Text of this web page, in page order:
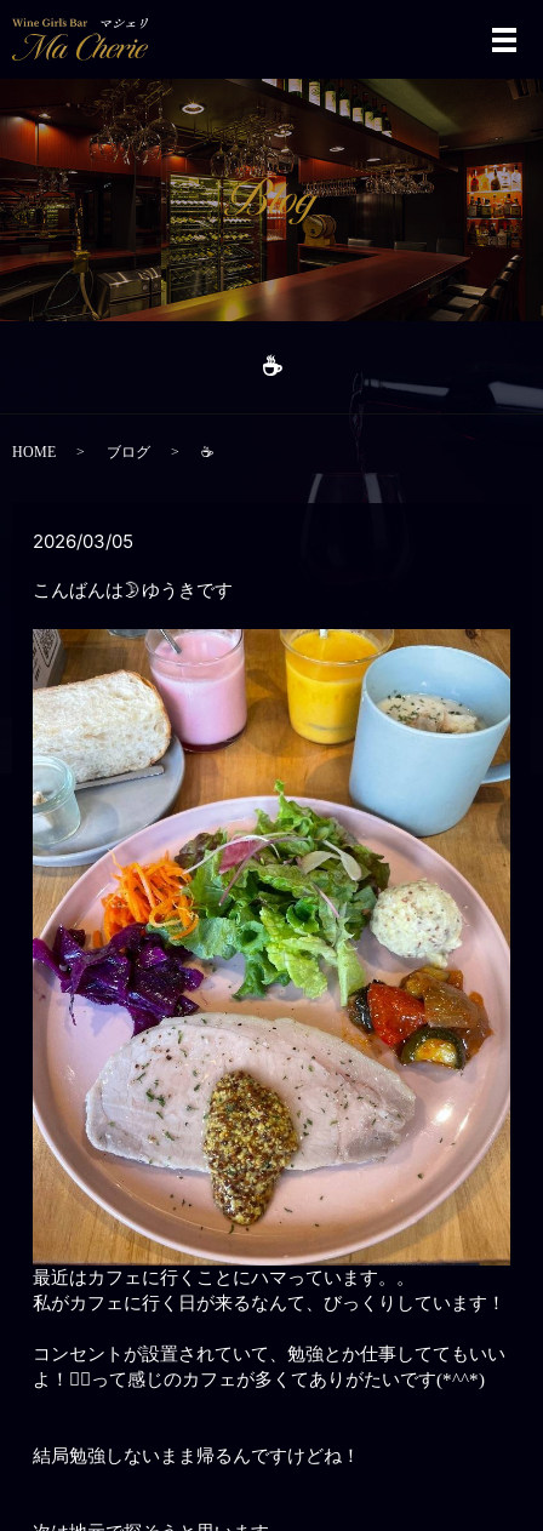
メ
☕️
HOME ブログ ☕️
2026/03/05
こんばんは🌛ゆうきです
最近はカフェに行くことにハマっています。。
私がカフェに行く日が来るなんて、びっくりしています！
コンセントが設置されていて、勉強とか仕事しててもいい
よ！🙆‍♀️って感じのカフェが多くてありがたいです(*^^*)
結局勉強しないまま帰るんですけどね！